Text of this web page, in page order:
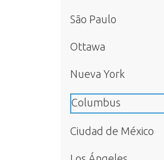
São Paulo
Ottawa
Nueva York
Columbus
Ciudad de México